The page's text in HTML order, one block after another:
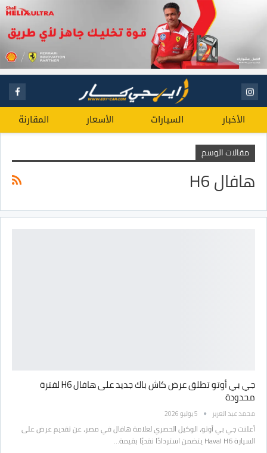
الأخبار السيارات الأسعار المقارنة
مقالات الوسم
هافال H6
جي بي أوتو تطلق عرض كاش باك جديد على هافال H6 لفترة
محدودة
محمد عبد العزيز 5 يوليو 2026
أعلنت جي بي أوتو، الوكيل الحصري لعلامة هافال في مصر، عن تقديم عرض على
السيارة Haval H6 يتضمن استردادًا نقديًا بقيمة…